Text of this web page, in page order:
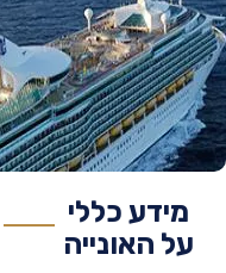
כללי
האונייה